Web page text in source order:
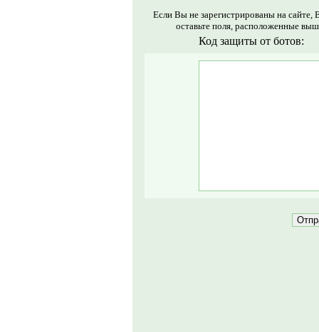
Если Вы не зарегистрированы на
оставьте поля, расположенные
Код защиты от ботов: